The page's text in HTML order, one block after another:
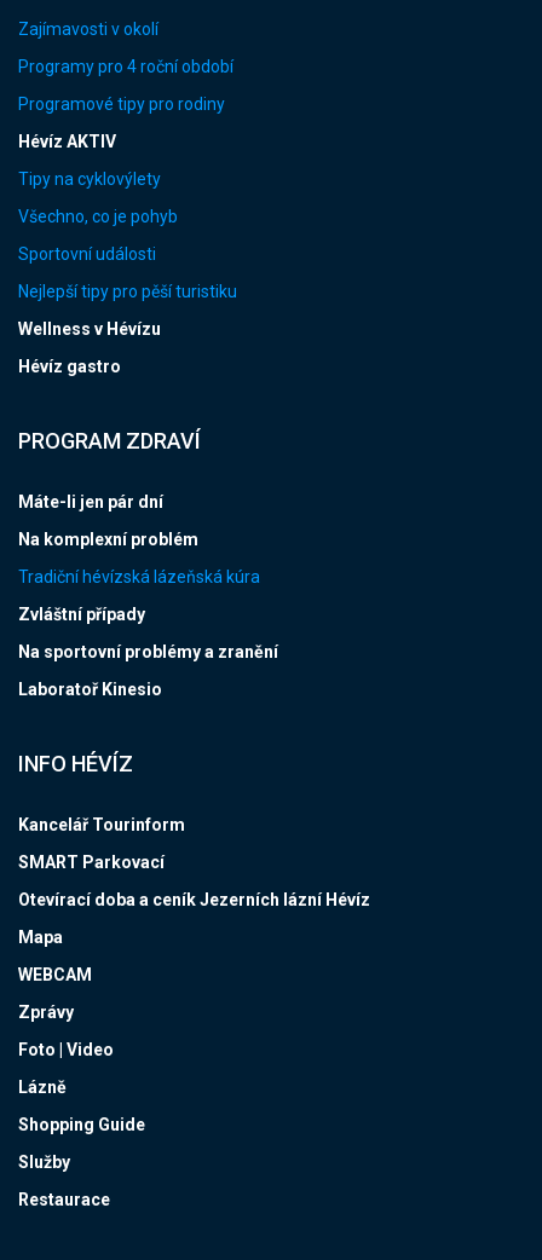
Zajímavosti v okolí
Programy pro 4 roční období
Programové tipy pro rodiny
Hévíz AKTIV
Tipy na cyklovýlety
Všechno, co je pohyb
Sportovní události
Nejlepší tipy pro pěší turistiku
Wellness v Hévízu
Hévíz gastro
PROGRAM ZDRAVÍ
Máte-li jen pár dní
Na komplexní problém
Tradiční hévízská lázeňská kúra
Zvláštní případy
Na sportovní problémy a zranění
Laboratoř Kinesio
INFO HÉVÍZ
Kancelář Tourinform
SMART Parkovací
Otevírací doba a ceník Jezerních lázní Hévíz
Mapa
WEBCAM
Zprávy
Foto | Video
Lázně
Shopping Guide
Služby
Restaurace